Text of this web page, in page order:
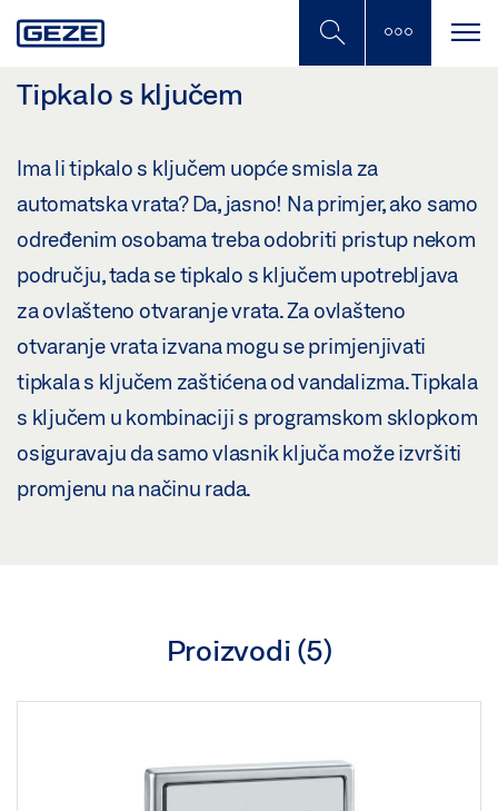
to
content
Tipkalo s ključem
Ima li tipkalo s ključem uopće smisla za
automatska vrata? Da, jasno! Na primjer, ako samo
određenim osobama treba odobriti pristup nekom
području, tada se tipkalo s ključem upotrebljava
za ovlašteno otvaranje vrata. Za ovlašteno
otvaranje vrata izvana mogu se primjenjivati
tipkala s ključem zaštićena od vandalizma. Tipkala
s ključem u kombinaciji s programskom sklopkom
osiguravaju da samo vlasnik ključa može izvršiti
promjenu na načinu rada.
Proizvodi (5)